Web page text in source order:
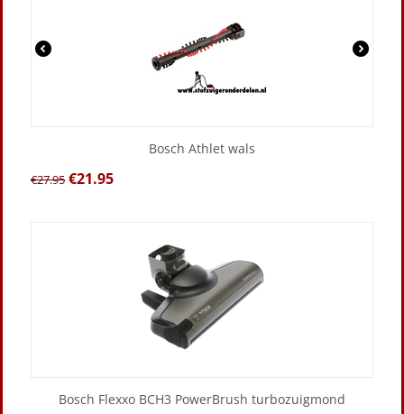
Bosch Athlet wals
€27.95 €21.95
Bosch Flexxo BCH3 PowerBrush turbozuigmond